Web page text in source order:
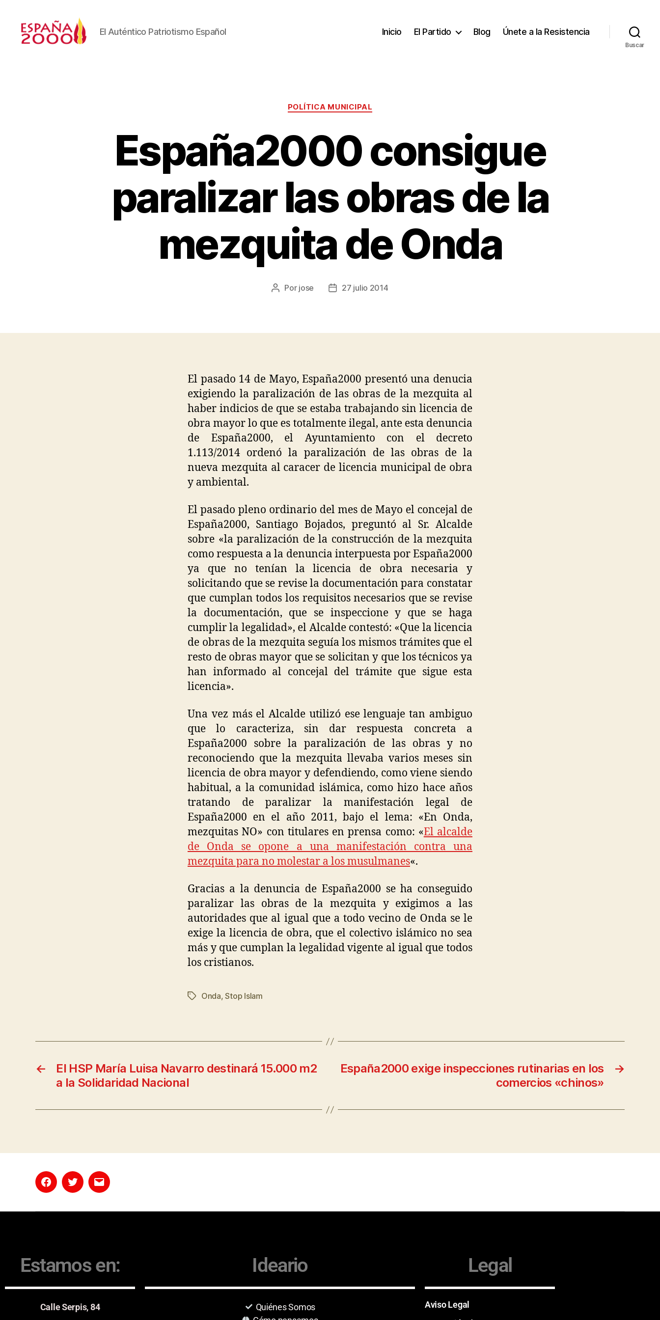
El Auténtico Patriotismo Español Inicio El Partido Blog Únete a la Resistencia
Buscar
POLÍTICA MUNICIPAL
España2000 consigue
paralizar las obras de la
mezquita de Onda
Por jose 27 julio 2014
El pasado 14 de Mayo, España2000 presentó una denucia
exigiendo la paralización de las obras de la mezquita al
haber indicios de que se estaba trabajando sin licencia de
obra mayor lo que es totalmente ilegal, ante esta denuncia
de España2000, el Ayuntamiento con el decreto
1.113/2014 ordenó la paralización de las obras de la
nueva mezquita al caracer de licencia municipal de obra
y ambiental.
El pasado pleno ordinario del mes de Mayo el concejal de
España2000, Santiago Bojados, preguntó al Sr. Alcalde
sobre «la paralización de la construcción de la mezquita
como respuesta a la denuncia interpuesta por España2000
ya que no tenían la licencia de obra necesaria y
solicitando que se revise la documentación para constatar
que cumplan todos los requisitos necesarios que se revise
la documentación, que se inspeccione y que se haga
cumplir la legalidad», el Alcalde contestó: «Que la licencia
de obras de la mezquita seguía los mismos trámites que el
resto de obras mayor que se solicitan y que los técnicos ya
han informado al concejal del trámite que sigue esta
licencia».
Una vez más el Alcalde utilizó ese lenguaje tan ambiguo
que lo caracteriza, sin dar respuesta concreta a
España2000 sobre la paralización de las obras y no
reconociendo que la mezquita llevaba varios meses sin
licencia de obra mayor y defendiendo, como viene siendo
habitual, a la comunidad islámica, como hizo hace años
tratando de paralizar la manifestación legal de
España2000 en el año 2011, bajo el lema: «En Onda,
mezquitas NO» con titulares en prensa como: «El alcalde
de Onda se opone a una manifestación contra una
mezquita para no molestar a los musulmanes«.
Gracias a la denuncia de España2000 se ha conseguido
paralizar las obras de la mezquita y exigimos a las
autoridades que al igual que a todo vecino de Onda se le
exige la licencia de obra, que el colectivo islámico no sea
más y que cumplan la legalidad vigente al igual que todos
los cristianos.
Onda,Stop Islam
←
El HSP María Luisa Navarro destinará 15.000 m2
a la Solidaridad Nacional
→
España2000 exige inspecciones rutinarias en los
comercios «chinos»
Estamos en:
Calle Serpis, 84
Ideario
Quiénes Somos
Legal
Aviso Legal